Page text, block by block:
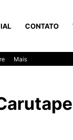
CONTATO
Mais